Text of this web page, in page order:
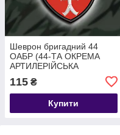
Шеврон бригадний 44
ОАБР (44-ТА ОКРЕМА
АРТИЛЕРІЙСЬКА
БРИГАДА ІМ. ГЕТЬМАНА
ДАНИЛА АПОСТОЛА)
9Х6.5СМ
115 ₴
Купити